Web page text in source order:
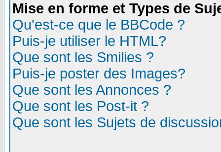
Mise en forme et Types de
Qu'est-ce que le BBCode ?
Puis-je utiliser le HTML?
Que sont les Smilies ?
Puis-je poster des Images?
Que sont les Annonces ?
Que sont les Post-it ?
Que sont les Sujets de